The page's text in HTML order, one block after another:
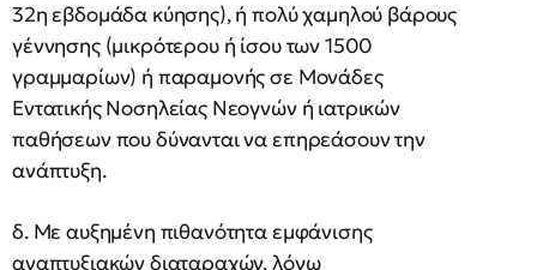
32η εβδομάδα κύησης), ή πολύ χαμηλού βάρους
γέννησης (μικρότερου ή ίσου των 1500
γραμμαρίων) ή παραμονής σε Μονάδες
Εντατικής Νοσηλείας Νεογνών ή ιατρικών
παθήσεων που δύνανται να επηρεάσουν την
ανάπτυξη.
δ. Με αυξημένη πιθανότητα εμφάνισης
αναπτυξιακών διαταραχών, λόγω